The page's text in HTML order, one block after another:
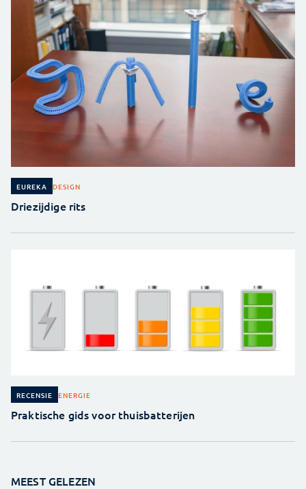
EUREKA DESIGN
Driezijdige rits
RECENSIE ENERGIE
Praktische gids voor thuisbatterijen
MEEST GELEZEN